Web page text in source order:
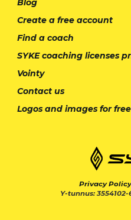
Blog
Create a free account
Find a coach
SYKE coaching licenses
Vointy
Contact us
Logos and images for
Privacy Policy
Y-tunnus: